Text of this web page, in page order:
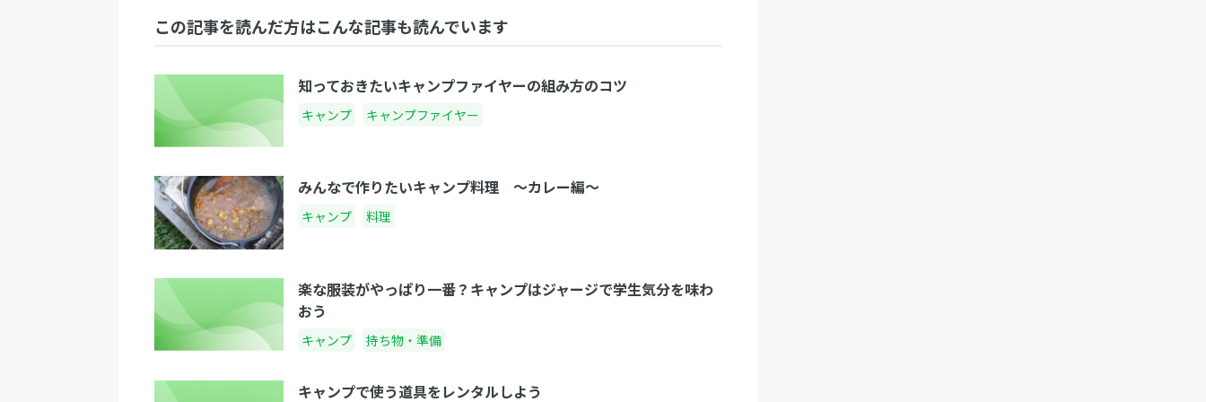
この記事を読んだ方はこんな記事も読んでいます
知っておきたいキャンプファイヤーの組み方のコツ
キャンプ キャンプファイヤー
みんなで作りたいキャンプ料理 〜カレー編〜
キャンプ 料理
楽な服装がやっぱり一番？キャンプはジャージで学生気分を味わ
おう
キャンプ 持ち物・準備
キャンプで使う道具をレンタルしよう